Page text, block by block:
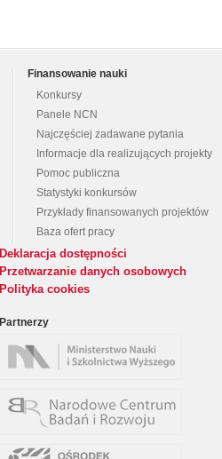
Finansowanie nauki
Konkursy
Panele NCN
Najczęściej zadawane pytania
Informacje dla realizujących projekty
Pomoc publiczna
Statystyki konkursów
Przykłady finansowanych projektów
Baza ofert pracy
Deklaracja dostępności
Przetwarzanie danych osobowych
Polityka cookies
Partnerzy